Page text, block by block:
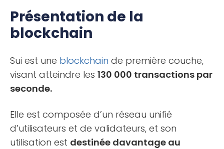
Présentation de la
blockchain
Sui est une blockchain de première couche,
visant atteindre les 130 000 transactions par
seconde.
Elle est composée d’un réseau unifié
d’utilisateurs et de validateurs, et son
utilisation est destinée davantage au